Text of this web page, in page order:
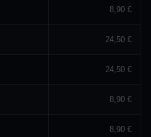
8,90 €
24,50 €
24,50 €
8,90 €
8,90 €